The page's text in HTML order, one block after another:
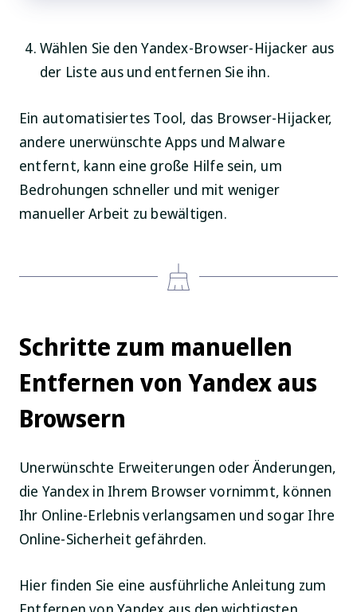
Wählen Sie den Yandex-Browser-Hijacker aus
der Liste aus und entfernen Sie ihn.
Ein automatisiertes Tool, das Browser-Hijacker,
andere unerwünschte Apps und Malware
entfernt, kann eine große Hilfe sein, um
Bedrohungen schneller und mit weniger
manueller Arbeit zu bewältigen.
Schritte zum manuellen
Entfernen von Yandex aus
Browsern
Unerwünschte Erweiterungen oder Änderungen,
die Yandex in Ihrem Browser vornimmt, können
Ihr Online-Erlebnis verlangsamen und sogar Ihre
Online-Sicherheit gefährden.
Hier finden Sie eine ausführliche Anleitung zum